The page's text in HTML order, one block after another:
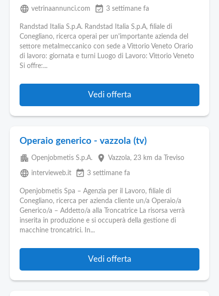
language vetrinaannunci.com event_available 3 settimane fa
Randstad Italia S.p.A. Randstad Italia S.p.A, filiale di
Conegliano, ricerca operai per un'importante azienda del
settore metalmeccanico con sede a Vittorio Veneto Orario
di lavoro: giornata e turni Luogo di Lavoro: Vittorio Veneto
Si offre:...
Vedi offerta
Operaio generico - vazzola (tv)
apartment Openjobmetis S.p.A. place Vazzola, 23 km da Treviso
language intervieweb.it event_available 3 settimane fa
Openjobmetis Spa – Agenzia per il Lavoro, filiale di
Conegliano, ricerca per azienda cliente un/a Operaio/a
Generico/a – Addetto/a alla Troncatrice La risorsa verrà
inserita in produzione e si occuperà della gestione di
macchine troncatrici. In...
Vedi offerta